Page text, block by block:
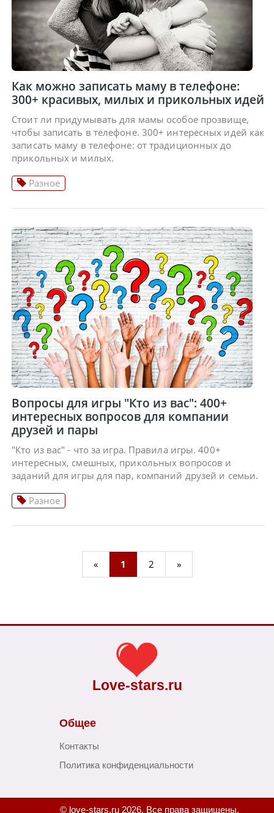
Как можно записать маму в телефоне:
300+ красивых, милых и прикольных идей
Стоит ли придумывать для мамы особое прозвище,
чтобы записать в телефоне. 300+ интересных идей как
записать маму в телефоне: от традиционных до
прикольных и милых.
Разное
Вопросы для игры "Кто из вас": 400+
интересных вопросов для компании
друзей и пары
"Кто из вас" - что за игра. Правила игры. 400+
интересных, смешных, прикольных вопросов и
заданий для игры для пар, компаний друзей и семьи.
Разное
« 1 2 »
Love-stars.ru
Общее
Контакты
Политика конфиденциальности
© love-stars.ru 2026. Все права защищены.